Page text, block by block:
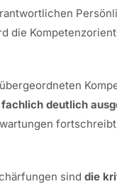
die
deutlich
sind die